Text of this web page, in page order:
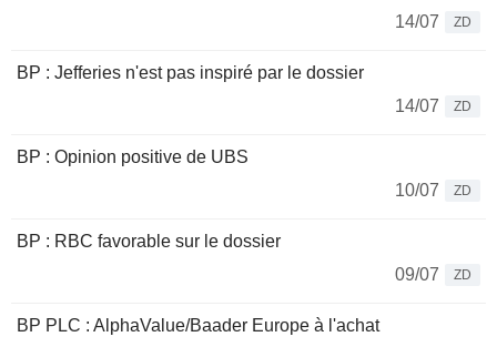
14/07
ZD
BP : Jefferies n'est pas inspiré par le dossier
14/07
ZD
BP : Opinion positive de UBS
10/07
ZD
BP : RBC favorable sur le dossier
09/07
ZD
BP PLC : AlphaValue/Baader Europe à l'achat